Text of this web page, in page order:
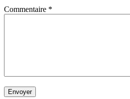
Commentaire *